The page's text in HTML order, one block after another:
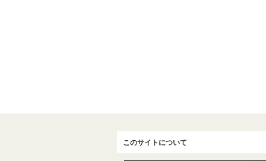
このサイトについて